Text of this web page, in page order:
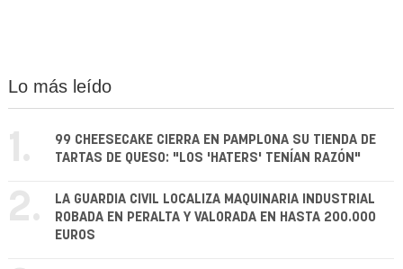
Lo más leído
1.
99 CHEESECAKE CIERRA EN PAMPLONA SU TIENDA DE
TARTAS DE QUESO: "LOS 'HATERS' TENÍAN RAZÓN"
2.
LA GUARDIA CIVIL LOCALIZA MAQUINARIA INDUSTRIAL
ROBADA EN PERALTA Y VALORADA EN HASTA 200.000
EUROS